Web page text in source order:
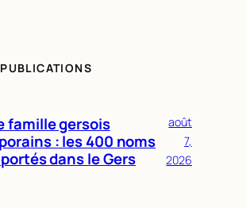
famille gersois
: les 400 noms
dans le Gers
août
7,
2026